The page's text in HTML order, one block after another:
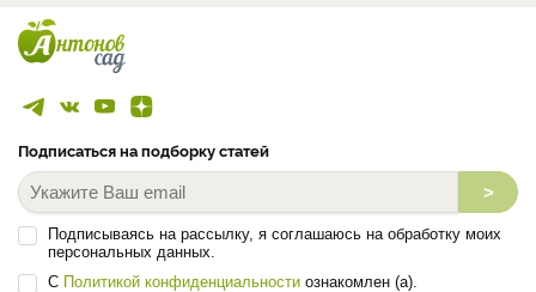
Подписаться на подборку статей
>
Подписываясь на рассылку, я соглашаюсь на обработку моих
персональных данных.
С Политикой конфиденциальности ознакомлен (а).